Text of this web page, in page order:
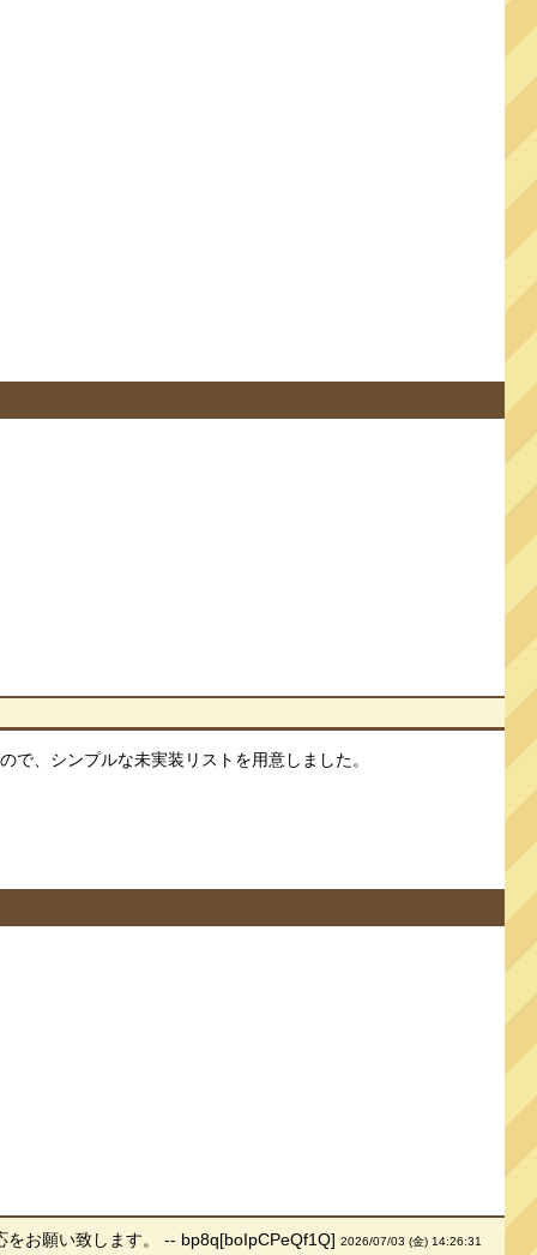
、シンプルな未実装リストを用意しました。
をお願い致します。 -- bp8q[boIpCPeQf1Q]2026/07/03 (金) 14:26:31